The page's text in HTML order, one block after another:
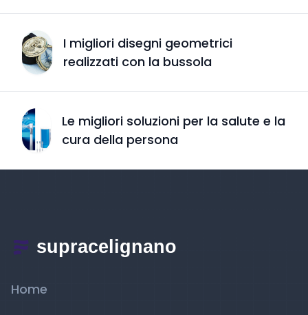
I migliori disegni geometrici
realizzati con la bussola
Le migliori soluzioni per la salute e la
cura della persona
Home